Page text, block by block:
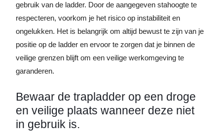
gebruik van de ladder. Door de aangegeven stahoogte te
respecteren, voorkom je het risico op instabiliteit en
ongelukken. Het is belangrijk om altijd bewust te zijn van je
positie op de ladder en ervoor te zorgen dat je binnen de
veilige grenzen blijft om een veilige werkomgeving te
garanderen.
Bewaar de trapladder op een droge
en veilige plaats wanneer deze niet
in gebruik is.